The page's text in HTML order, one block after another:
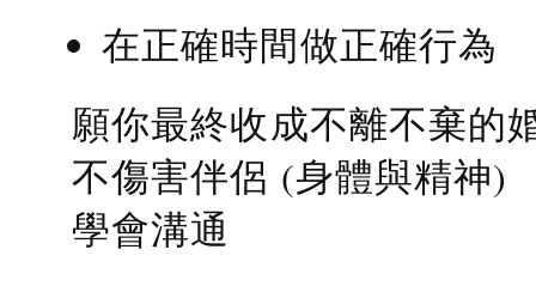
在正確時間做正確行為
願你最終收成不離不棄的
不傷害伴侶 (身體與精神)
學會溝通